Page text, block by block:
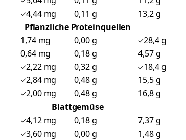
4,44 mg 0,11 g 13,2 g
Pflanzliche Proteinquellen
1,74 mg 0,00 g 28,4 g
0,64 mg 0,18 g 4,57 g
2,22 mg 0,32 g 18,4 g
2,84 mg 0,48 g 15,5 g
2,00 mg 0,48 g 16,8 g
Blattgemüse
4,12 mg 0,18 g 7,37 g
3,60 mg 0,00 g 1,48 g